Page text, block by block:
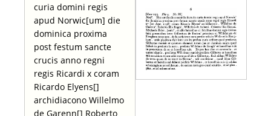
curia domini regis
apud Norwic[um] die
dominica proxima
post festum sancte
crucis anno regni
regis Ricardi x coram
Ricardo Elyens[]
archidiacono Willelmo
de Garenn[] Roberto